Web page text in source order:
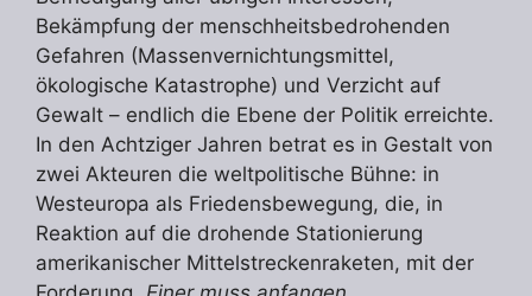
Bekämpfung der menschheitsbedrohenden
Gefahren (Massenvernichtungsmittel,
ökologische Katastrophe) und Verzicht auf
Gewalt – endlich die Ebene der Politik erreichte.
In den Achtziger Jahren betrat es in Gestalt von
zwei Akteuren die weltpolitische Bühne: in
Westeuropa als Friedensbewegung, die, in
Reaktion auf die drohende Stationierung
amerikanischer Mittelstreckenraketen, mit der